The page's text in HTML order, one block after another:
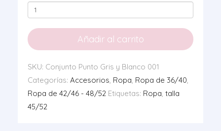
Conjunto
Punto
Gris
y
cantidad
Añadir al carrito
SKU: Conjunto Punto Gris y Blanco 001
Categorías: Accesorios, Ropa, Ropa de 36/40,
Ropa de 42/46 - 48/52 Etiquetas: Ropa, talla
45/52